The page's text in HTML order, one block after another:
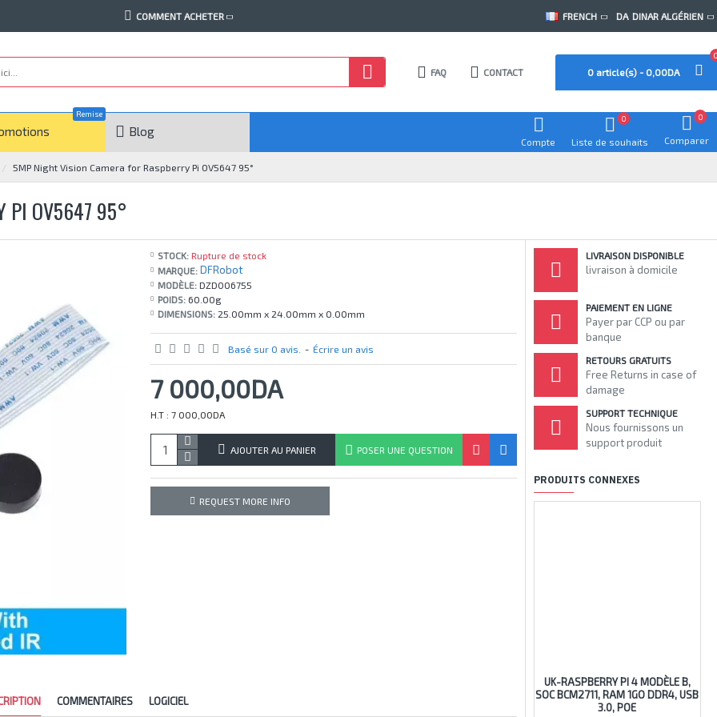
COMMENT ACHETER FRENCH DA DINAR ALGÉRIEN
FAQ CONTACT 0 article(s) - 0,00DA
Remise
Blog
Compte Liste de souhaits
0
Comparer
0
5MP Night Vision Camera for Raspberry Pi OV5647 95°
PI OV5647 95°
STOCK: Rupture de stock
MARQUE: DFRobot
MODÈLE: DZD006755
POIDS: 60.00g
DIMENSIONS: 25.00mm x 24.00mm x 0.00mm
Basé sur 0 avis. - Écrire un avis
7 000,00DA
H.T : 7 000,00DA
AJOUTER AU PANIER POSER UNE QUESTION
REQUEST MORE INFO
COMMENTAIRES LOGICIEL
LIVRAISON DISPONIBLE
livraison à domicile
PAIEMENT EN LIGNE
Payer par CCP ou par
banque
RETOURS GRATUITS
Free Returns in case of
damage
SUPPORT TECHNIQUE
Nous fournissons un
support produit
PRODUITS CONNEXES
UK-RASPBERRY PI 4 MODÈLE B,
SOC BCM2711, RAM 1GO DDR4, USB
3.0, POE